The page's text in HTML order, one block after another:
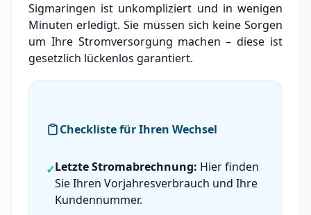
Sigmaringen ist unkompliziert und in wenigen
Minuten erledigt. Sie müssen sich keine Sorgen
um Ihre Stromversorgung machen – diese ist
gesetzlich lückenlos garantiert.
Checkliste für Ihren Wechsel
✓Letzte Stromabrechnung: Hier finden
Sie Ihren Vorjahresverbrauch und Ihre
Kundennummer.